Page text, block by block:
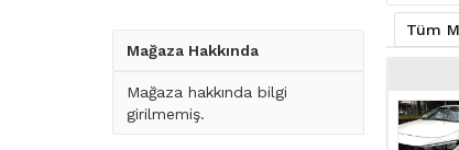
Mağaza Hakkında
Mağaza hakkında bilgi
girilmemiş.
Tüm